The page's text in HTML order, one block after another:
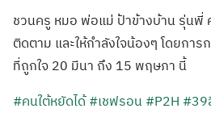
ชวนครู หมอ พ่อแม่ ป้าข้างบ้าน รุ่นพี่
ติดตาม และให้กำลังใจน้องๆ โดยกา
ที่ถูกใจ 20 มีนา ถึง 15 พฤษภา นี้
#คนใต้หยัดได้ #เชฟรอน #P2H #39